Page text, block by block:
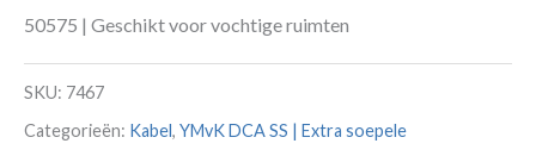
50575 | Geschikt voor vochtige ruimten
SKU: 7467
Categorieën: Kabel, YMvK DCA SS | Extra soepele